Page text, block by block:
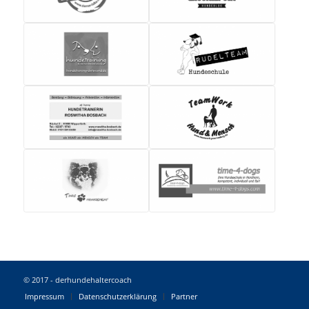
© 2017 - derhundehaltercoach
Impressum
Datenschutzerklärung Partner